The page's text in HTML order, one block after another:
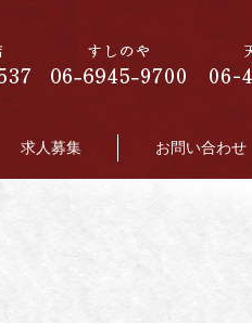
求人募集 お問い合わせ